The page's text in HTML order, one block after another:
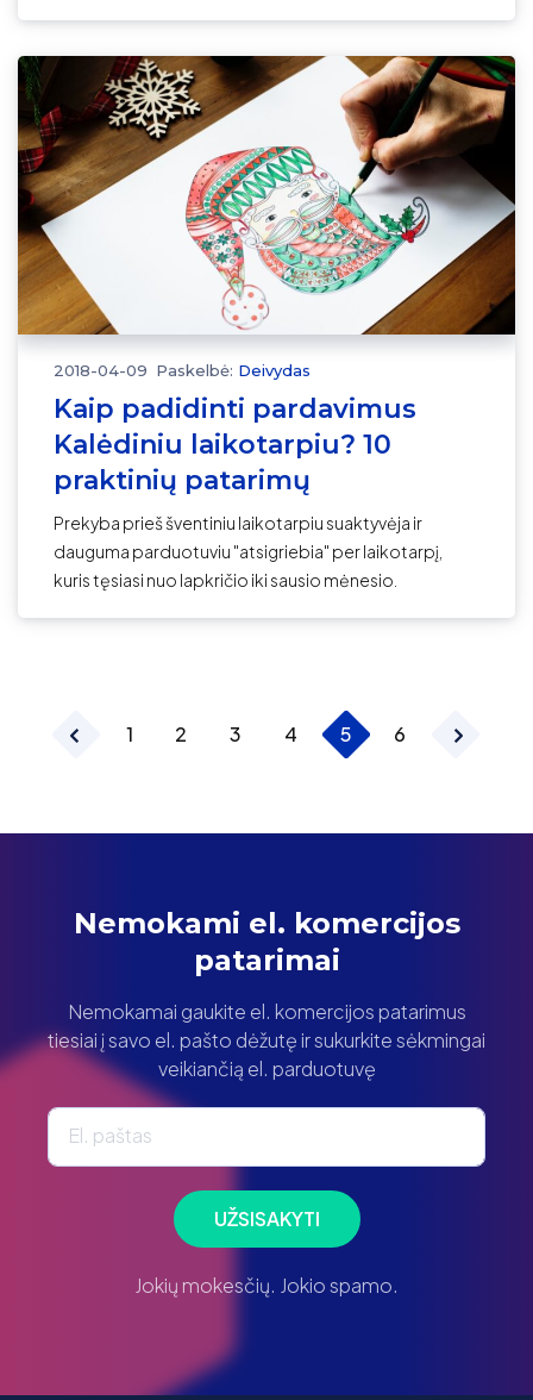
2018-04-09 Paskelbė: Deivydas
Kaip padidinti pardavimus
Kalėdiniu laikotarpiu? 10
praktinių patarimų
Prekyba prieš šventiniu laikotarpiu suaktyvėja ir
dauguma parduotuviu "atsigriebia" per laikotarpį,
kuris tęsiasi nuo lapkričio iki sausio mėnesio.
1 2 3 4 5 6
Nemokami el. komercijos
patarimai
Nemokamai gaukite el. komercijos patarimus
tiesiai į savo el. pašto dėžutę ir sukurkite sėkmingai
veikiančią el. parduotuvę
El. paštas
UŽSISAKYTI
Jokių mokesčių. Jokio spamo.